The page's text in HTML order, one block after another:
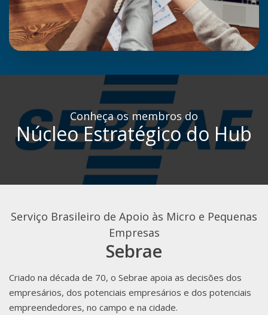
Conheça os membros do
Núcleo Estratégico do Hub
Serviço Brasileiro de Apoio às Micro e Pequenas
Empresas
Sebrae
Criado na década de 70, o Sebrae apoia as decisões dos
empresários, dos potenciais empresários e dos potenciais
empreendedores, no campo e na cidade.